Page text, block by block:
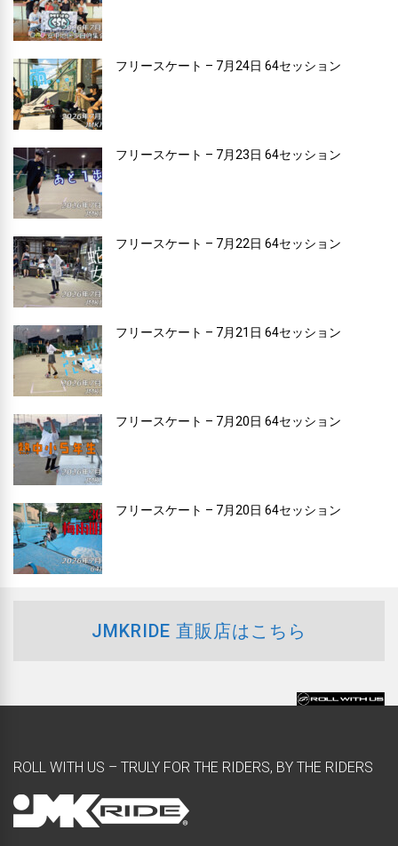
フリースケート – 7月24日 64セッション
フリースケート – 7月23日 64セッション
フリースケート – 7月22日 64セッション
フリースケート – 7月21日 64セッション
フリースケート – 7月20日 64セッション
フリースケート – 7月20日 64セッション
JMKRIDE 直販店はこちら
ROLL WITH US – TRULY FOR THE RIDERS, BY THE RIDERS